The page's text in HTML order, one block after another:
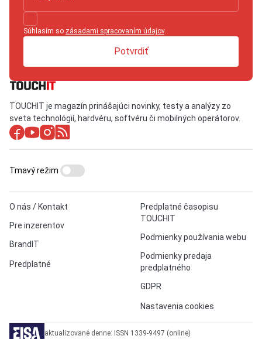
Súhlasím so zásadami spracovaním údajov.
Potvrdiť
TOUCHIT je magazín prinášajúci novinky, testy a analýzy zo
sveta technológií, hardvéru, softvéru či mobilných operátorov.
O nás / Kontakt
Pre inzerentov
BrandIT
Predplatné
Predplatné časopisu
TOUCHIT
Podmienky používania webu
Podmienky predaja
predplatného
GDPR
Nastavenia cookies
Tmavý režim
aktualizované denne: ISSN 1339-9497 (online)